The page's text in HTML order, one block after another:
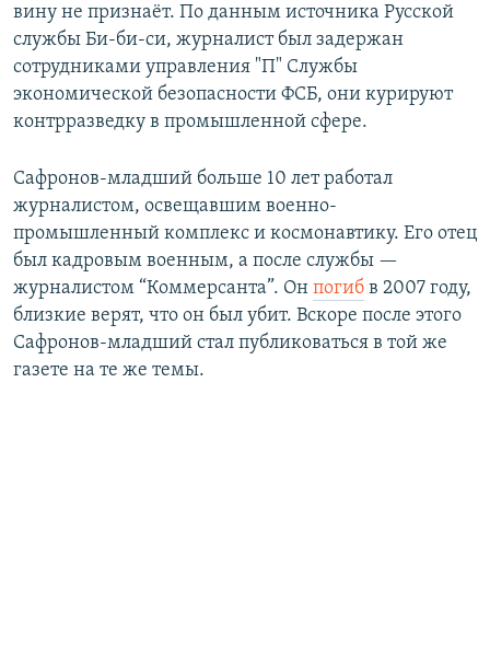
вину не признаёт. По данным источника Русской
службы Би-би-си, журналист был задержан
сотрудниками управления "П" Службы
экономической безопасности ФСБ, они курируют
контрразведку в промышленной сфере.
Сафронов-младший больше 10 лет работал
журналистом, освещавшим военно-
промышленный комплекс и космонавтику. Его отец
был кадровым военным, а после службы —
журналистом “Коммерсанта”. Он погиб в 2007 году,
близкие верят, что он был убит. Вскоре после этого
Сафронов-младший стал публиковаться в той же
газете на те же темы.